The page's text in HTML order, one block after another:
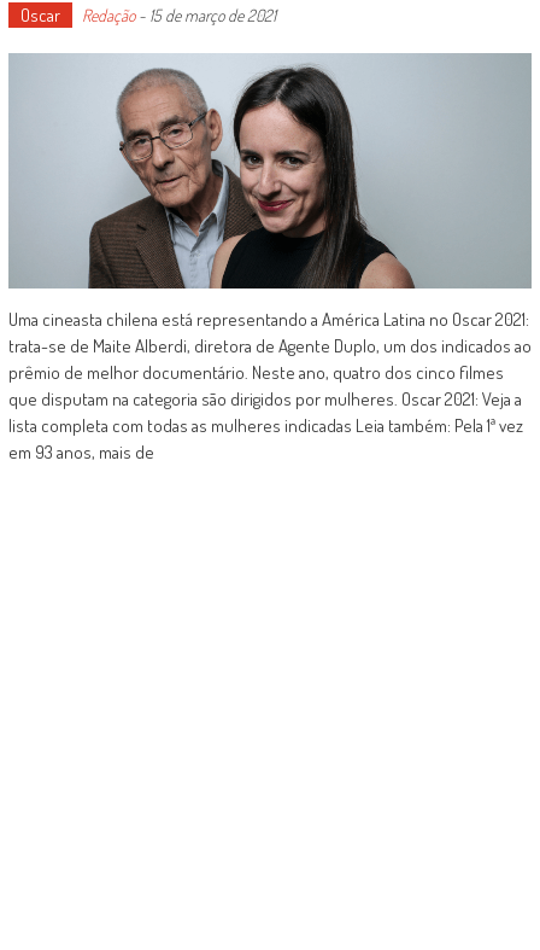
Oscar Redação- 15 de março de 2021
Uma cineasta chilena está representando a América Latina no Oscar 2021:
trata-se de Maite Alberdi, diretora de Agente Duplo, um dos indicados ao
prêmio de melhor documentário. Neste ano, quatro dos cinco filmes
que disputam na categoria são dirigidos por mulheres. Oscar 2021: Veja a
lista completa com todas as mulheres indicadas Leia também: Pela 1ª vez
em 93 anos, mais de